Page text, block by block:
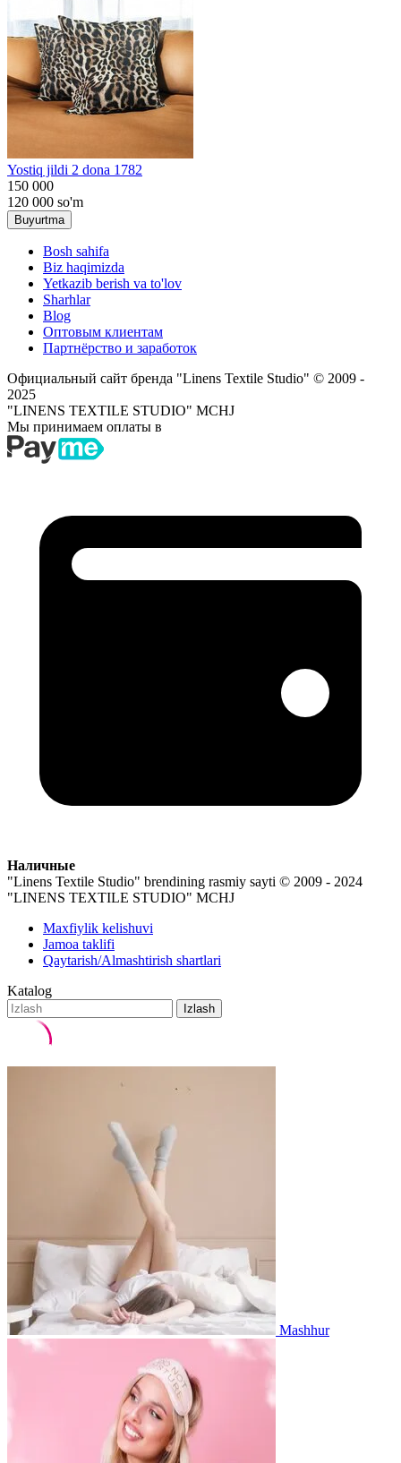
Yostiq jildi 2 dona 1782
150 000
120 000 so'm
Buyurtma
Bosh sahifa
Biz haqimizda
Yetkazib berish va to'lov
Sharhlar
Blog
Оптовым клиентам
Партнёрство и заработок
Официальный сайт бренда "Linens Textile Studio" © 2009 -
2025
"LINENS TEXTILE STUDIO" MCHJ
Мы принимаем оплаты в
Наличные
"Linens Textile Studio" brendining rasmiy sayti © 2009 - 2024
"LINENS TEXTILE STUDIO" MCHJ
Maxfiylik kelishuvi
Jamoa taklifi
Qaytarish/Almashtirish shartlari
Katalog
Izlash
Mashhur